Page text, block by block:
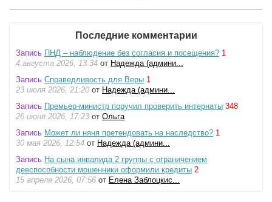
Последние комментарии
Запись ПНД – наблюдение без согласия и посещения? 1
4 августа 2026, 13:34 от Надежда (админи...
Запись Справедливость для Веры 1
23 июля 2026, 21:20 от Надежда (админи...
Запись Премьер-министр поручил проверить интернаты 348
26 июня 2026, 17:23 от Ольга
Запись Может ли няня претендовать на наследство? 1
30 мая 2026, 12:54 от Надежда (админи...
Запись На сына инвалида 2 группы с ограничением
дееспособности мошенники оформили кредиты 2
15 апреля 2026, 07:56 от Елена Заблоцкис...